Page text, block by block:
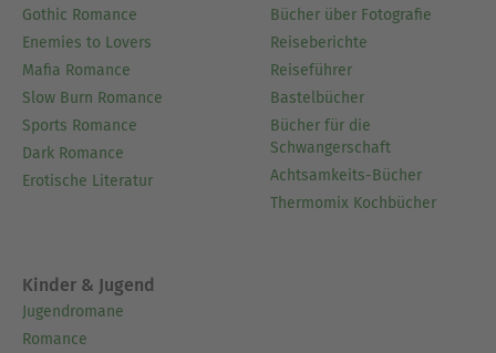
Gothic Romance
Enemies to Lovers
Mafia Romance
Slow Burn Romance
Sports Romance
Dark Romance
Erotische Literatur
Bücher über Fotografie
Reiseberichte
Reiseführer
Bastelbücher
Bücher für die
Schwangerschaft
Achtsamkeits-Bücher
Thermomix Kochbücher
Kinder & Jugend
Jugendromane
Romance